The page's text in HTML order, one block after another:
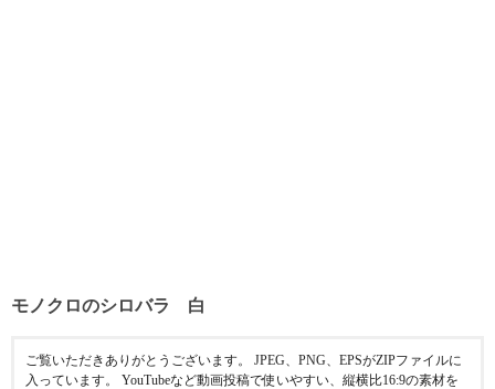
モノクロのシロバラ 白
ご覧いただきありがとうございます。 JPEG、PNG、EPSがZIPファイルに
入っています。 YouTubeなど動画投稿で使いやすい、縦横比16:9の素材を